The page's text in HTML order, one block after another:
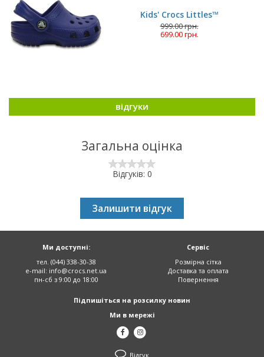
Kids' Crocs Littles™
999.00 грн.
699.00 грн.
відгуки
Загальна оцінка
Відгуків: 0
Залишити відгук
Сервіс
Розмірна сітка
Доставка та оплата
Повернення
Ми доступні:
тел. (044) 338-30-38
e-mail: info@crocs.net.ua
пн-сб з 9:00 до 18:00
Підпишіться на розсилку новин
Ми в мережі
Відгук